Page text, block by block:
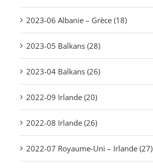
2023-06 Albanie – Grèce (18)
2023-05 Balkans (28)
2023-04 Balkans (26)
2022-09 Irlande (20)
2022-08 Irlande (26)
2022-07 Royaume-Uni – Irlande (27)